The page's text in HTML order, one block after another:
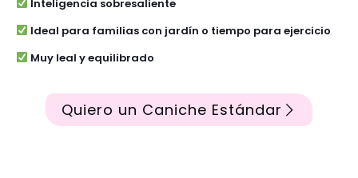
Inteligencia sobresaliente
Ideal para familias con jardín o tiempo para ejercicio
Muy leal y equilibrado
Quiero un Caniche Estándar